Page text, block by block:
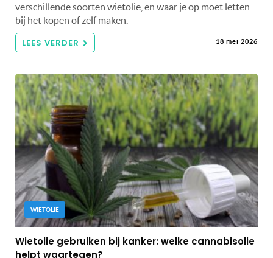
verschillende soorten wietolie, en waar je op moet letten
bij het kopen of zelf maken.
LEES VERDER 18 mei 2026
WIETOLIE
Wietolie gebruiken bij kanker: welke cannabisolie
helpt waartegen?